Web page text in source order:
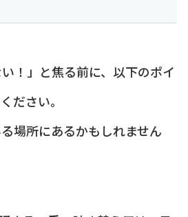
い！」と焦る前に、以下のポイ
ださい。
場所にあるかもしれません